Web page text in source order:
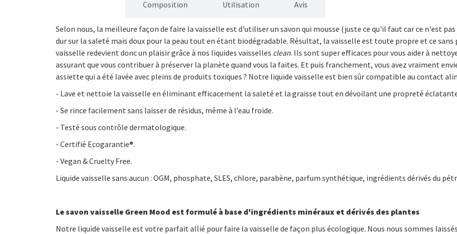
Composition Utilisation Avis
Selon nous, la meilleure façon de faire la vaisselle est d'utiliser un savon qui mousse (juste ce qu'il faut car ce n'est
dur sur la saleté mais doux pour la peau tout en étant biodégradable. Résultat, la vaisselle est toute propre et ce sans
vaisselle redevient donc un plaisir grâce à nos liquides vaisselles clean. Ils sont super efficaces pour vous aider à
assurant que vous contribuer à préserver la planète quand vous la faites. Et puis franchement, vous avez vraiment
assiette qui a été lavée avec pleins de produits toxiques ? Notre liquide vaisselle est bien sûr compatible au contact
- Lave et nettoie la vaisselle en éliminant efficacement la saleté et la graisse tout en dévoilant une propreté
- Se rince facilement sans laisser de résidus, même à l’eau froide.
- Testé sous contrôle dermatologique.
- Certifié Ecogarantie®.
- Vegan & Cruelty Free.
Liquide vaisselle sans aucun : OGM, phosphate, SLES, chlore, parabène, parfum synthétique, ingrédients dérivés du
Le savon vaisselle Green Mood est formulé à base d'ingrédients minéraux et dérivés des plantes
Notre liquide vaisselle est votre parfait allié pour faire la vaisselle de façon plus écologique. Nous nous sommes